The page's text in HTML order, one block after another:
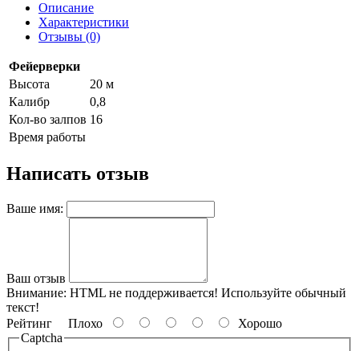
Описание
Характеристики
Отзывы (0)
Фейерверки
Высота
20 м
Калибр
0,8
Кол-во залпов 16
Время работы
Написать отзыв
Ваше имя:
Ваш отзыв
Внимание: HTML не поддерживается! Используйте обычный
текст!
Рейтинг Плохо
Хорошо
Captcha